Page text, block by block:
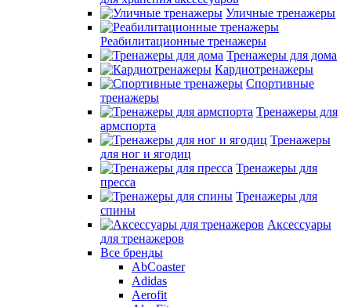
Уличные тренажеры
Реабилитационные тренажеры
Тренажеры для дома
Кардиотренажеры
Спортивные
тренажеры
Тренажеры для
армспорта
Тренажеры
для ног и ягодиц
Тренажеры для
пресса
Тренажеры для
спины
Аксессуары
для тренажеров
Все бренды
AbCoaster
Adidas
Aerofit